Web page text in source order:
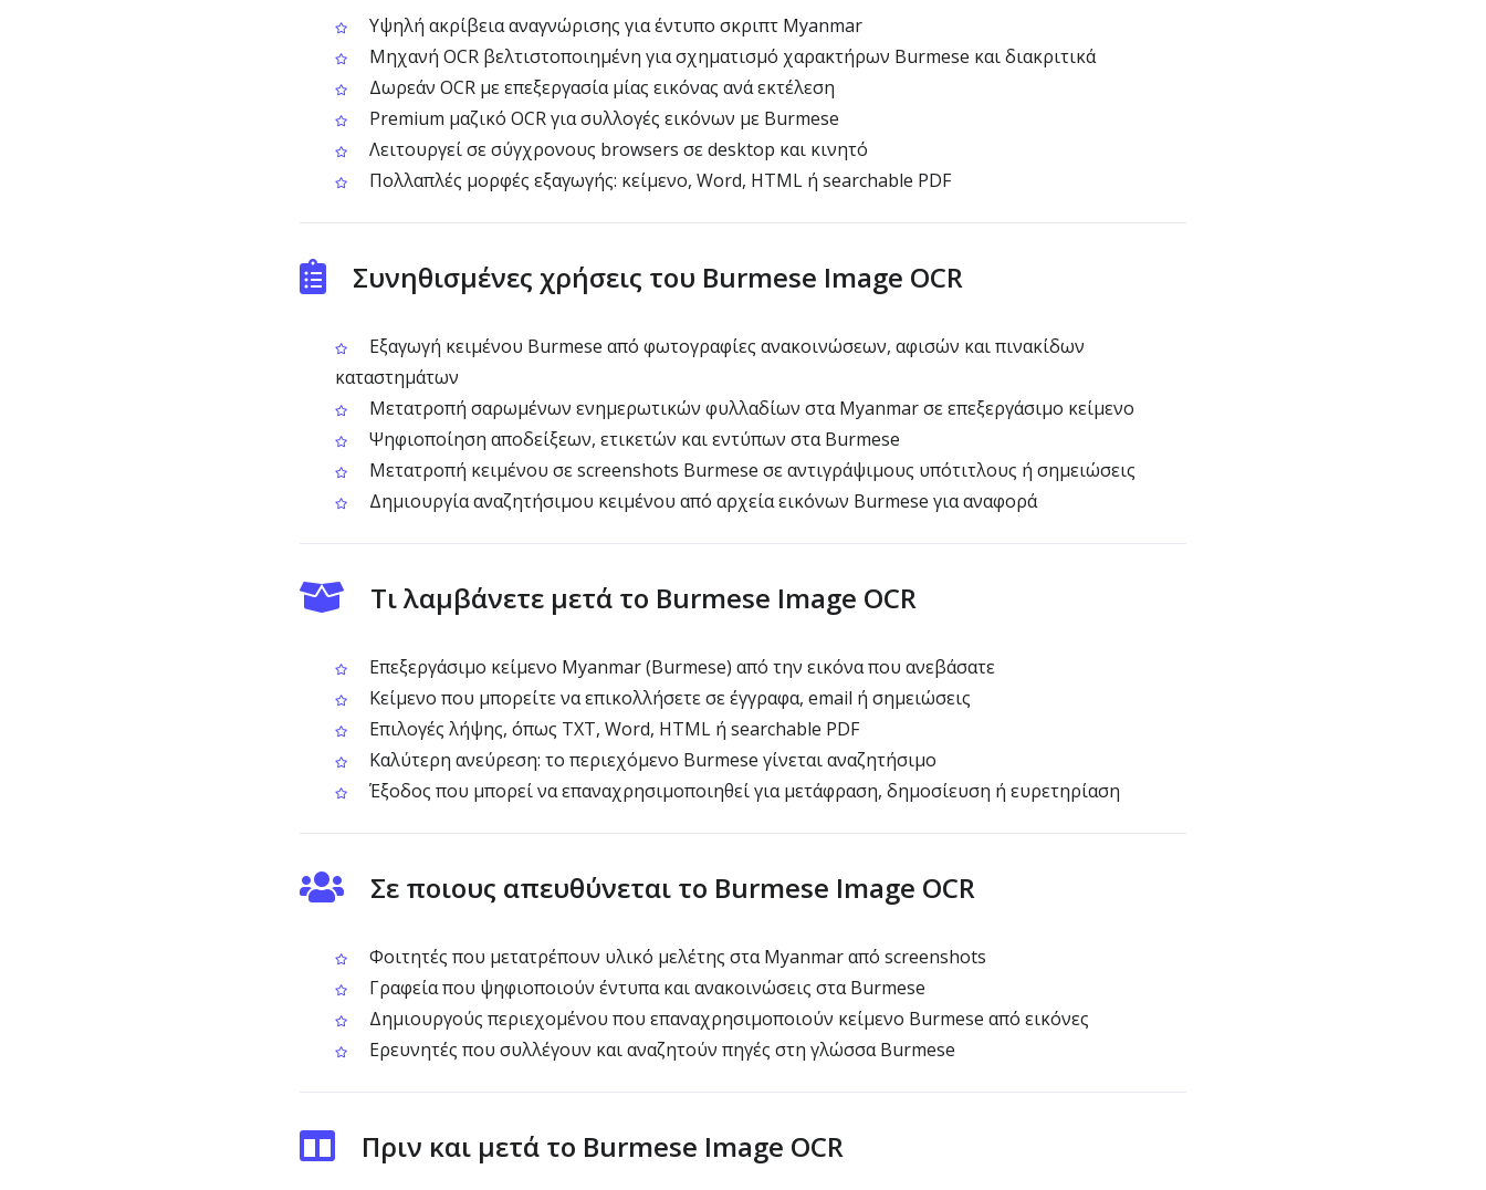
Υψηλή ακρίβεια αναγνώρισης για έντυπο σκριπτ Myanmar
Μηχανή OCR βελτιστοποιημένη για σχηματισμό χαρακτήρων Burmese και διακριτικά
Δωρεάν OCR με επεξεργασία μίας εικόνας ανά εκτέλεση
Premium μαζικό OCR για συλλογές εικόνων με Burmese
Λειτουργεί σε σύγχρονους browsers σε desktop και κινητό
Πολλαπλές μορφές εξαγωγής: κείμενο, Word, HTML ή searchable PDF
Συνηθισμένες χρήσεις του Burmese Image OCR
Εξαγωγή κειμένου Burmese από φωτογραφίες ανακοινώσεων, αφισών και πινακίδων
καταστημάτων
Μετατροπή σαρωμένων ενημερωτικών φυλλαδίων στα Myanmar σε επεξεργάσιμο κείμενο
Ψηφιοποίηση αποδείξεων, ετικετών και εντύπων στα Burmese
Μετατροπή κειμένου σε screenshots Burmese σε αντιγράψιμους υπότιτλους ή σημειώσεις
Δημιουργία αναζητήσιμου κειμένου από αρχεία εικόνων Burmese για αναφορά
Τι λαμβάνετε μετά το Burmese Image OCR
Επεξεργάσιμο κείμενο Myanmar (Burmese) από την εικόνα που ανεβάσατε
Κείμενο που μπορείτε να επικολλήσετε σε έγγραφα, email ή σημειώσεις
Επιλογές λήψης, όπως TXT, Word, HTML ή searchable PDF
Καλύτερη ανεύρεση: το περιεχόμενο Burmese γίνεται αναζητήσιμο
Έξοδος που μπορεί να επαναχρησιμοποιηθεί για μετάφραση, δημοσίευση ή ευρετηρίαση
Σε ποιους απευθύνεται το Burmese Image OCR
Φοιτητές που μετατρέπουν υλικό μελέτης στα Myanmar από screenshots
Γραφεία που ψηφιοποιούν έντυπα και ανακοινώσεις στα Burmese
Δημιουργούς περιεχομένου που επαναχρησιμοποιούν κείμενο Burmese από εικόνες
Ερευνητές που συλλέγουν και αναζητούν πηγές στη γλώσσα Burmese
Πριν και μετά το Burmese Image OCR